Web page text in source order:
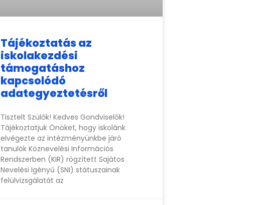
Tájékoztatás az
iskolakezdési
támogatáshoz
kapcsolódó
adategyeztetésről
Tisztelt Szülők! Kedves Gondviselők!
Tájékoztatjuk Önöket, hogy iskolánk
elvégezte az intézményünkbe járó
tanulók Köznevelési Információs
Rendszerben (KIR) rögzített Sajátos
Nevelési Igényű (SNI) státuszainak
felülvizsgálatát az